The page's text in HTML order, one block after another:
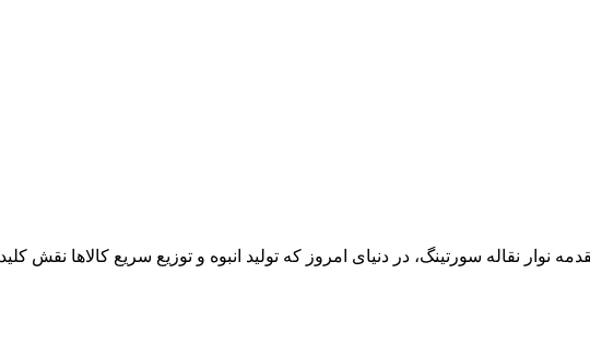
نقاله سورتینگ، در دنیای امروز که تولید انبوه و توزیع سریع کالاها نقش